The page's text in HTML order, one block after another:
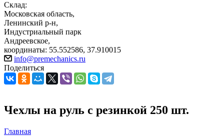
Склад:
Московская область,
Ленинский р-н,
Индустриальный парк
Андреевское,
координаты: 55.552586, 37.910015
info@premechanics.ru
Поделиться
Чехлы на руль с резинкой 250 шт.
Главная